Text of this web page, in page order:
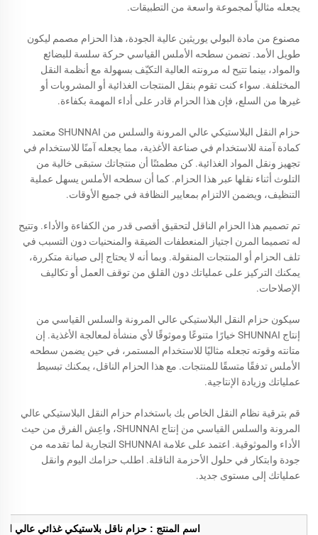
يجعله مثالياً لمجموعة واسعة من التطبيقات.
مصنوع من مادة البولي يوريثين عالية الجودة، هذا الحزام مصمم ليكون
طويل الأمد. تضمن سطحه الأملس القياسي حركة سلسة للبضائع
والمواد، بينما تتيح له مرونته العالية التكيّف بسهولة مع أنظمة النقل
المختلفة. سواء كنت تقوم بنقل المنتجات الغذائية أو المشروبات أو
غيرها من السلع، فإن هذا الحزام قادر على أداء المهمة بكفاءة.
حزام النقل البلاستيكي عالي المرونة والسلس من SHUNNAI معتمد
كمادة آمنة للاستخدام في صناعة الأغذية، مما يجعله آمنًا للاستخدام في
تجهيز ونقل المواد الغذائية. كن مطمئنًا أن منتجاتك ستبقى خالية من
التلوث أثناء نقلها عبر هذا الحزام. كما أن سطحه الأملس يسهل عملية
التنظيف، ويضمن الالتزام بمعايير النظافة في جميع الأوقات.
تم تصميم هذا الحزام الناقل لتحقيق أقصى قدر من الكفاءة والأداء. وتتيح
له تصميما المرن اجتياز المنعطفات الضيقة والمنحنيات دون التسبب في
تلف الحزام أو المنتجات المنقولة. وبما أنه لا يحتاج إلى صيانة متكررة،
يمكنك التركيز على عملياتك دون القلق من توقف العمل أو تكاليف
الإصلاحات.
سيكون حزام النقل البلاستيكي عالي المرونة والسلس القياسي من
إنتاج SHUNNAI خيارًا متنوعًا وموثوقًا لأي منشأة لمعالجة الأغذية. إن
متانته وقوته تجعله مثاليًا للاستخدام المستمر، في حين يضمن سطحه
الأملس تدفقًا متسقًا للمنتجات. مع هذا الحزام الناقل، يمكنك تبسيط
عملياتك وزيادة الإنتاجية.
قم بترقية نظام النقل الخاص بك باستخدام حزام النقل البلاستيكي عالي
المرونة والسلس القياسي من إنتاج SHUNNAI، واعِش الفرق من حيث
الأداء والموثوقية. اعتمد على علامة SHUNNAI التجارية لما تقدمه من
جودة وابتكار في حلول الأحزمة الناقلة. اطلب حزامك اليوم وانقل
عملياتك إلى مستوى جديد.
اسم المنتج : حزام ناقل بلاستيكي غذائي عالي